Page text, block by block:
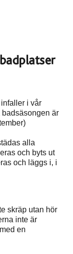
i vår
är
alla
och byts ut
och läggs i, i
skräp utan hör
inte är
en